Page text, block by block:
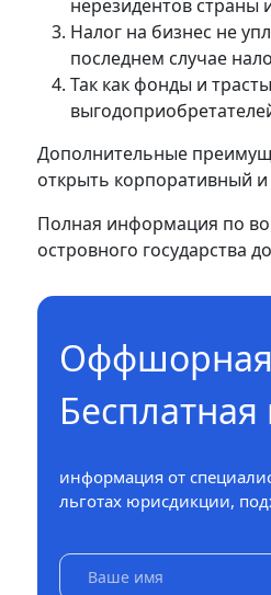
нерезидентов страны
Налог на бизнес не
последнем случае
Так как фонды и
Дополнительные
открыть корпоративный
Полная информация по
островного государства
Бесплатная
информация от
льготах юрисдикции,